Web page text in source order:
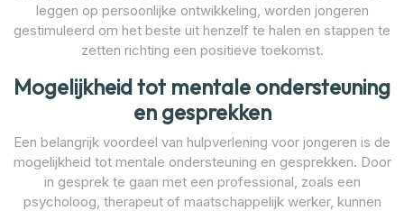
leggen op persoonlijke ontwikkeling, worden jongeren
gestimuleerd om het beste uit henzelf te halen en stappen te
zetten richting een positieve toekomst.
Mogelijkheid tot mentale ondersteuning
en gesprekken
Een belangrijk voordeel van hulpverlening voor jongeren is de
mogelijkheid tot mentale ondersteuning en gesprekken. Door
in gesprek te gaan met een professional, zoals een
psycholoog, therapeut of maatschappelijk werker, kunnen